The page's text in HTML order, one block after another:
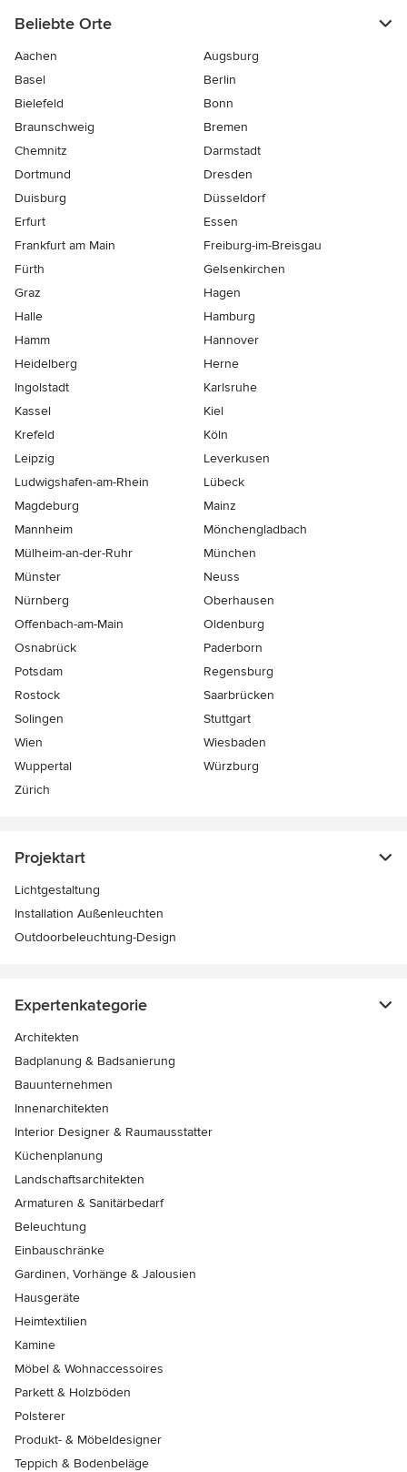
Beliebte Orte
Aachen
Augsburg
Basel
Berlin
Bielefeld
Bonn
Braunschweig
Bremen
Chemnitz
Darmstadt
Dortmund
Dresden
Duisburg
Düsseldorf
Erfurt
Essen
Frankfurt am Main
Freiburg-im-Breisgau
Fürth
Gelsenkirchen
Graz
Hagen
Halle
Hamburg
Hamm
Hannover
Heidelberg
Herne
Ingolstadt
Karlsruhe
Kassel
Kiel
Krefeld
Köln
Leipzig
Leverkusen
Ludwigshafen-am-Rhein
Lübeck
Magdeburg
Mainz
Mannheim
Mönchen­gladbach
Mülheim-an-der-Ruhr
München
Münster
Neuss
Nürnberg
Oberhausen
Offenbach-am-Main
Oldenburg
Osnabrück
Paderborn
Potsdam
Regensburg
Rostock
Saarbrücken
Solingen
Stuttgart
Wien
Wiesbaden
Wuppertal
Würzburg
Zürich
Projektart
Lichtgestaltung
Installation Außenleuchten
Outdoorbeleuchtung-Design
Expertenkategorie
Architekten
Badplanung & Badsanierung
Bauunternehmen
Innenarchitekten
Interior Designer & Raumausstatter
Küchenplanung
Landschaftsarchitekten
Armaturen & Sanitärbedarf
Beleuchtung
Einbauschränke
Gardinen, Vorhänge & Jalousien
Hausgeräte
Heimtextilien
Kamine
Möbel & Wohnaccessoires
Parkett & Holzböden
Polsterer
Produkt- & Möbeldesigner
Teppich & Bodenbeläge